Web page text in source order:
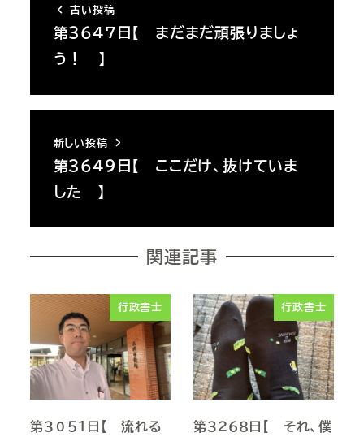
古い投稿
第３６４７日【 まだまだ頑張りましょ
う！ 】
新しい投稿
第３６４９日【 ここだけ、抜けていま
した 】
関連記事
行政書士
第３０５１日【 流れる
行政書士
第３２６８日【 それ、僕